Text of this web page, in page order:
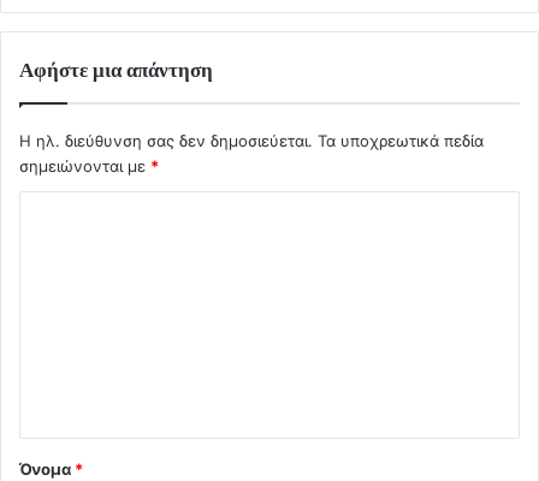
Αφήστε μια απάντηση
Η ηλ. διεύθυνση σας δεν δημοσιεύεται. Τα υποχρεωτικά πεδία
σημειώνονται με *
Όνομα *